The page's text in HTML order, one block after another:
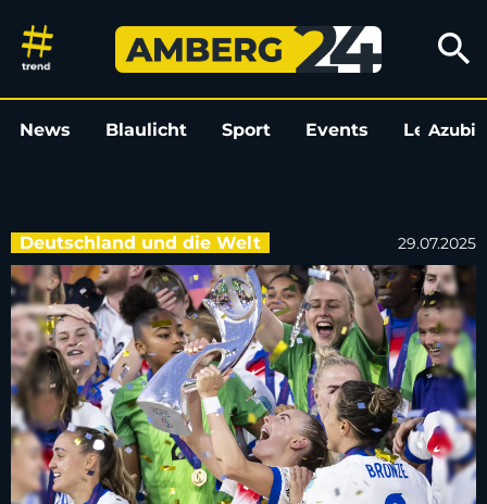
Podcast-Fazit zur EM 2025:
search
News Blaulicht Sport Events LeoAzubi
Deutschland und die Welt 29.07.2025